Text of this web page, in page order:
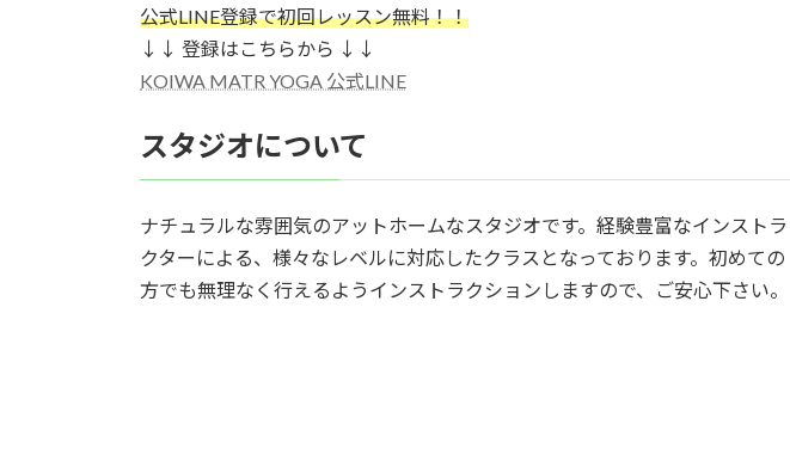
公式LINE登録で初回レッスン無料！！
↓↓ 登録はこちらから ↓↓
KOIWA MATR YOGA 公式LINE
スタジオについて
ナチュラルな雰囲気のアットホームなスタジオです。経験豊富なインストラ
クターによる、様々なレベルに対応したクラスとなっております。初めての
方でも無理なく行えるようインストラクションしますので、ご安心下さい。